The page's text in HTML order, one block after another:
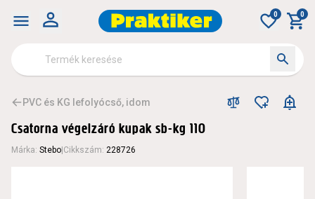
0 0
PVC és KG lefolyócső, idom
Csatorna végelzáró kupak sb-kg 110
Márka: Stebo Cikkszám: 228726